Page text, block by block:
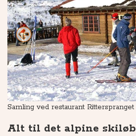
Samling ved restaurant Ritterspranget
Alt til det alpine skiløb